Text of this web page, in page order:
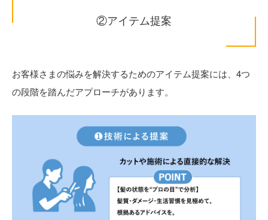
②アイテム提案
お客様さまの悩みを解決するためのアイテム提案には、4つ
の段階を踏んだアプローチがあります。